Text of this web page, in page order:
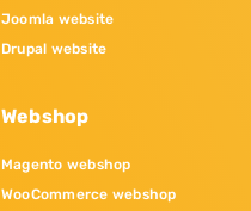
Joomla website
Drupal website
Webshop
Magento webshop
WooCommerce webshop